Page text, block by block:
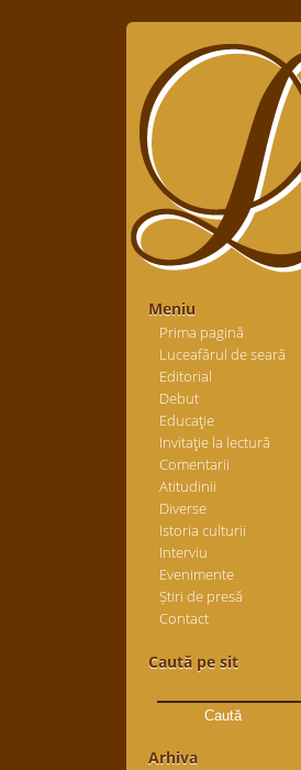
Meniu
Prima pagină
Luceafărul de seară
Editorial
Debut
Educaţie
Invitaţie la lectură
Comentarii
Atitudinii
Diverse
Istoria culturii
Interviu
Evenimente
Știri de presă
Contact
Caută pe sit
după:
Arhiva